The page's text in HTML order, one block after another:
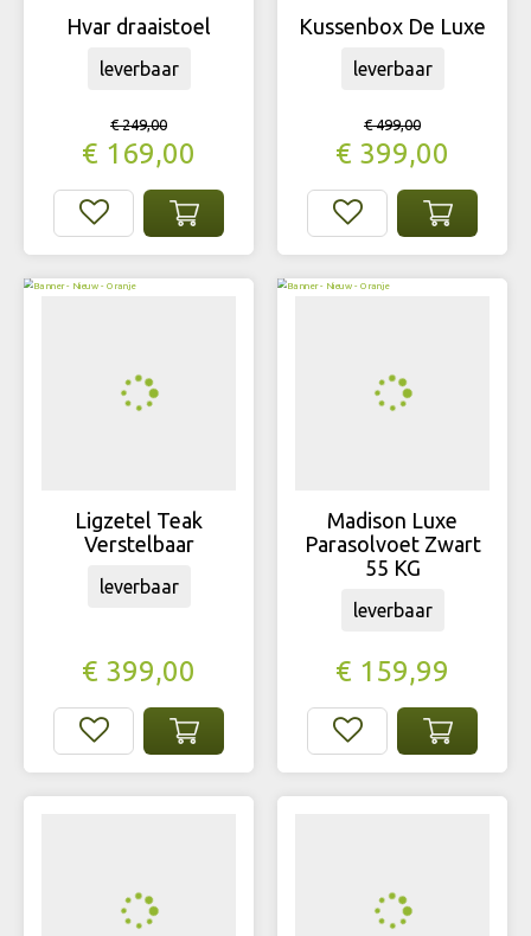
Hvar draaistoel
€ 249,00
€ 169,00
leverbaar
Kussenbox De Luxe
€ 499,00
€ 399,00
leverbaar
Ligzetel Teak
Verstelbaar
€ 399,00
leverbaar
Madison Luxe
Parasolvoet Zwart
55 KG
€ 159,99
leverbaar